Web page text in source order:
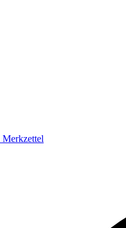
Merkzettel